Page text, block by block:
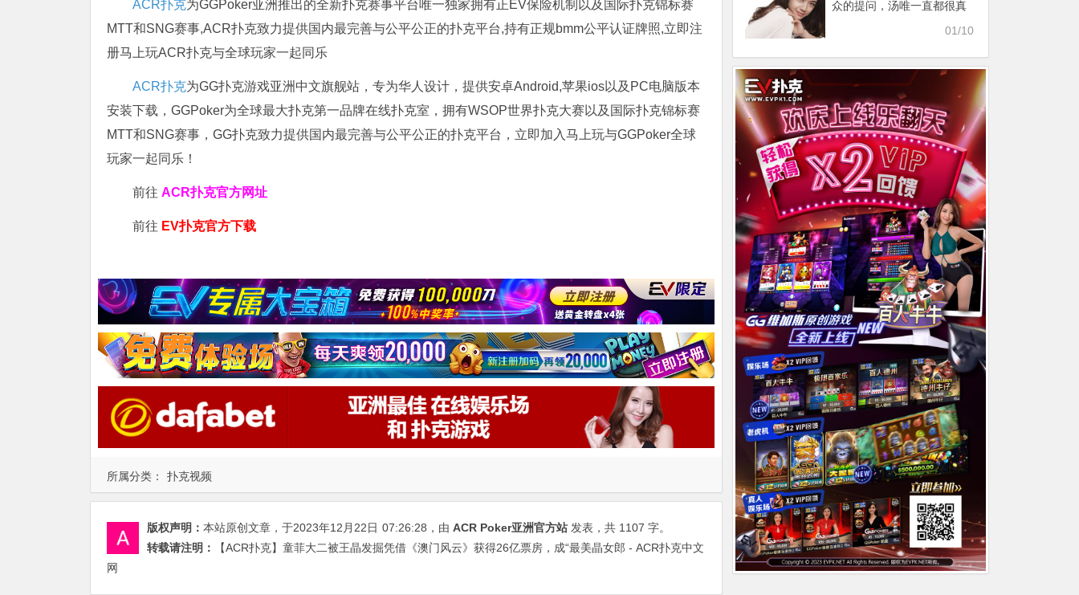
所属分类： 扑克视频
ACR扑克为GGPoker亚洲推出的全新扑克赛事平台唯一独家拥有正EV保险机制以及国际扑克锦标赛
MTT和SNG赛事,ACR扑克致力提供国内最完善与公平公正的扑克平台,持有正规bmm公平认证牌照,立即注
册马上玩ACR扑克与全球玩家一起同乐
ACR扑克为GG扑克游戏亚洲中文旗舰站，专为华人设计，提供安卓Android,苹果ios以及PC电脑版本
安装下载，GGPoker为全球最大扑克第一品牌在线扑克室，拥有WSOP世界扑克大赛以及国际扑克锦标赛
MTT和SNG赛事，GG扑克致力提供国内最完善与公平公正的扑克平台，立即加入马上玩与GGPoker全球
玩家一起同乐！
前往 ACR扑克官方网址
前往 EV扑克官方下载
版权声明： 本站原创文章，于2023年12月22日 07:26:28 ，由 ACR Poker亚洲官方站 发表，共 1107 字。
转载请注明：
【ACR扑克】童菲大二被王晶发掘凭借《澳门风云》获得26亿票房，成“最美晶女郎 - ACR扑克中文
网
众的提问，汤唯一直都很真
01/10